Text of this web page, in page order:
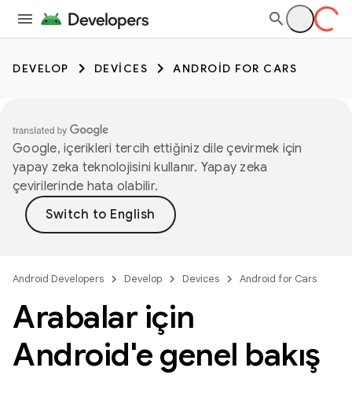
DEVELOP DEVICES ANDROID FOR CARS
Google, içerikleri tercih ettiğiniz dile çevirmek için
yapay zeka teknolojisini kullanır. Yapay zeka
çevirilerinde hata olabilir.
Android Developers Develop Devices Android for Cars
Arabalar için
Android'e genel bakış